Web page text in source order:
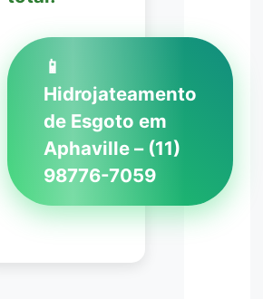
📱
Hidrojateamento
de Esgoto em
Aphaville – (11)
98776-7059